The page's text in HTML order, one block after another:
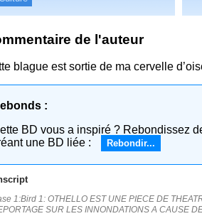
de l'auteur
blague est sortie de ma cervelle
:
BD vous a inspiré ? Rebondissez
une BD liée :
Rebondir...
1:Bird 1: OTHELLO EST UNE PIECE DE
SUR LES INNONDATIONS A CAUSE